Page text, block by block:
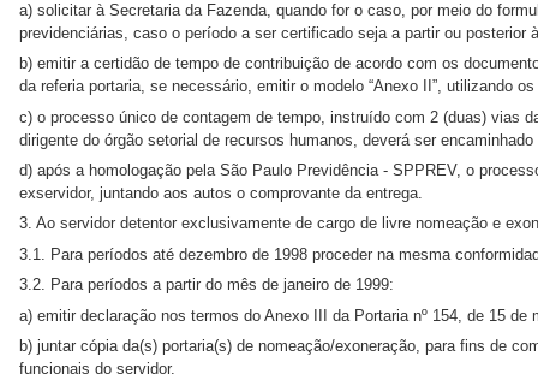
a) solicitar à Secretaria da Fazenda, quando for o caso, por meio do
previdenciárias, caso o período a ser certificado seja a partir ou posterior
b) emitir a certidão de tempo de contribuição de acordo com os
da referia portaria, se necessário, emitir o modelo “Anexo II”, utilizando
c) o processo único de contagem de tempo, instruído com 2 (duas) vias
dirigente do órgão setorial de recursos humanos, deverá ser
d) após a homologação pela São Paulo Previdência - SPPREV, o
exservidor, juntando aos autos o comprovante da entrega.
3. Ao servidor detentor exclusivamente de cargo de livre nomeação e
3.1. Para períodos até dezembro de 1998 proceder na mesma
3.2. Para períodos a partir do mês de janeiro de 1999:
a) emitir declaração nos termos do Anexo III da Portaria nº 154, de 15 de
b) juntar cópia da(s) portaria(s) de nomeação/exoneração, para fins de
funcionais do servidor.